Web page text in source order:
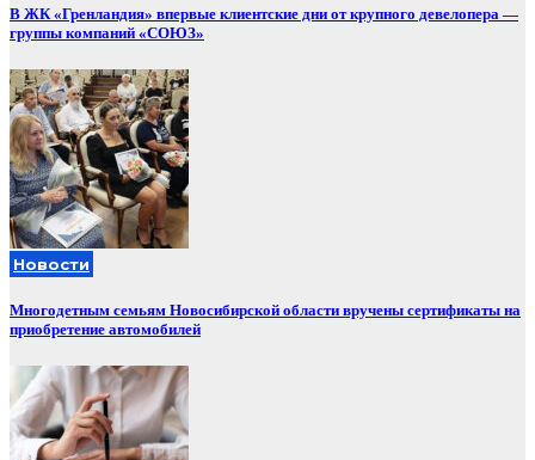
В ЖК «Гренландия» впервые клиентские дни от крупного девелопера —
группы компаний «СОЮЗ»
Новости
Многодетным семьям Новосибирской области вручены сертификаты на
приобретение автомобилей